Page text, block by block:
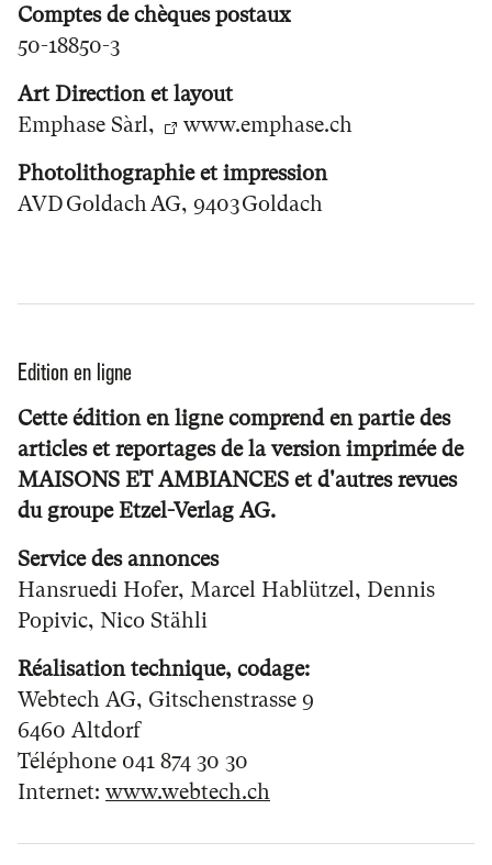
Comptes de chèques postaux
50-18850-3
Art Direction et layout
Emphase Sàrl,
www.emphase.ch
Photolithographie et impression
AVD Goldach AG, 9403 Goldach
Edition en ligne
Cette édition en ligne comprend en partie des
articles et reportages de la version imprimée de
MAISONS ET AMBIANCES et d'autres revues
du groupe Etzel-Verlag AG.
Service des annonces
Hansruedi Hofer, Marcel Hablützel, Dennis
Popivic, Nico Stähli
Réalisation technique, codage:
Webtech AG, Gitschenstrasse 9
6460 Altdorf
Téléphone 041 874 30 30
Internet: www.webtech.ch